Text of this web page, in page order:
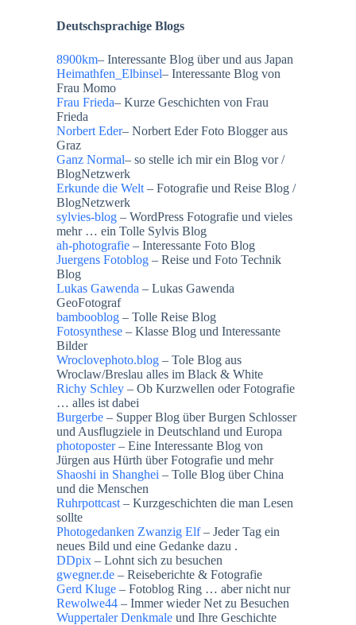
Deutschsprachige Blogs
8900km– Interessante Blog über und aus Japan
Heimathfen_Elbinsel– Interessante Blog von
Frau Momo
Frau Frieda– Kurze Geschichten von Frau
Frieda
Norbert Eder– Norbert Eder Foto Blogger aus
Graz
Ganz Normal– so stelle ich mir ein Blog vor /
BlogNetzwerk
Erkunde die Welt – Fotografie und Reise Blog /
BlogNetzwerk
sylvies-blog – WordPress Fotografie und vieles
mehr … ein Tolle Sylvis Blog
ah-photografie – Interessante Foto Blog
Juergens Fotoblog – Reise und Foto Technik
Blog
Lukas Gawenda – Lukas Gawenda
GeoFotograf
bambooblog – Tolle Reise Blog
Fotosynthese – Klasse Blog und Interessante
Bilder
Wroclovephoto.blog – Tole Blog aus
Wroclaw/Breslau alles im Black & White
Richy Schley – Ob Kurzwellen oder Fotografie
… alles ist dabei
Burgerbe– Supper Blog über Burgen Schlosser
und Ausflugziele in Deutschland und Europa
photoposter– Eine Interessante Blog von
Jürgen aus Hürth über Fotografie und mehr
Shaoshi in Shanghei– Tolle Blog über China
und die Menschen
Ruhrpottcast – Kurzgeschichten die man Lesen
sollte
Photogedanken Zwanzig Elf– Jeder Tag ein
neues Bild und eine Gedanke dazu .
DDpix – Lohnt sich zu besuchen
gwegner.de – Reiseberichte & Fotografie
Gerd Kluge – Fotoblog Ring … aber nicht nur
Rewolwe44 – Immer wieder Net zu Besuchen
Wuppertaler Denkmaleund Ihre Geschichte